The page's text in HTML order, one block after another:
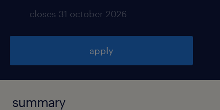
closes 31 october 2026
apply
summary